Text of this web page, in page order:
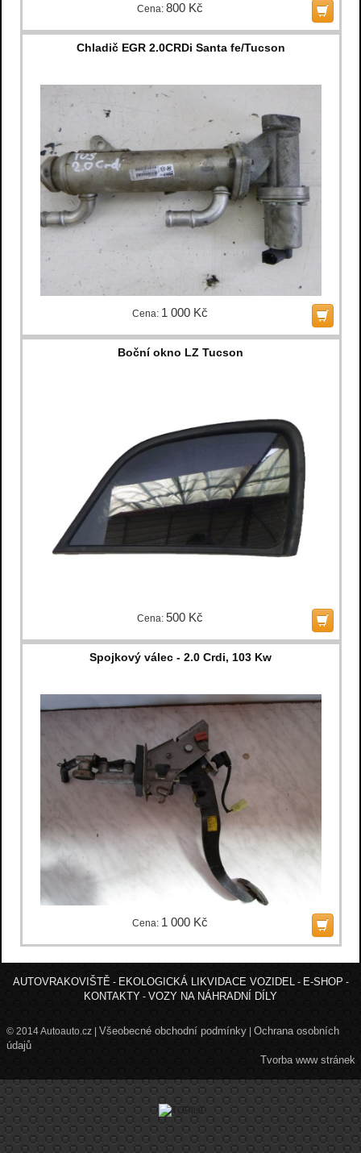
Cena: 800 Kč
Chladič EGR 2.0CRDi Santa fe/Tucson
Cena: 1 000 Kč
Boční okno LZ Tucson
Cena: 500 Kč
Spojkový válec - 2.0 Crdi, 103 Kw
Cena: 1 000 Kč
AUTOVRAKOVIŠTĚ - EKOLOGICKÁ LIKVIDACE VOZIDEL - E-SHOP -
KONTAKTY - VOZY NA NÁHRADNÍ DÍLY
© 2014 Autoauto.cz | Všeobecné obchodní podmínky| Ochrana osobních
údajů
Tvorba www stránek